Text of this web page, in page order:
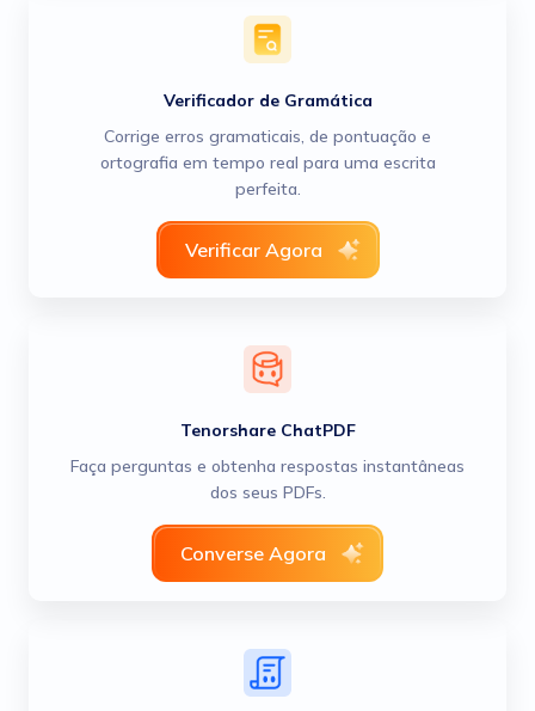
Verificador de Gramática
Corrige erros gramaticais, de pontuação e
ortografia em tempo real para uma escrita
perfeita.
Verificar Agora
Tenorshare ChatPDF
Faça perguntas e obtenha respostas instantâneas
dos seus PDFs.
Converse Agora